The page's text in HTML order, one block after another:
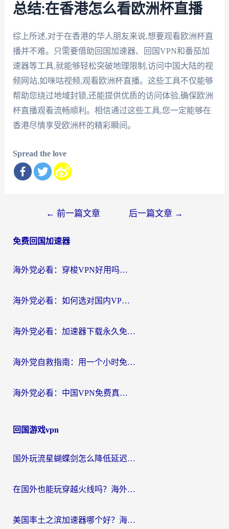
总结:在香港怎么看欧洲杯直播
综上所述,对于在香港的华人朋友来说,想要观看欧洲杯直
播并不难。只需要借助回国加速器、回国VPN和番茄加
速器等工具,就能够轻松突破地理限制,访问中国大陆的视
频网站,如咪咕视频,观看欧洲杯直播。这些工具不仅能够
帮助您绕过地域封锁,还能提供优质的访问体验,确保欧洲
杯直播观看流畅顺利。相信通过这些工具,您一定能够在
香港尽情享受欧洲杯的精彩瞬间。
Spread the love
导
← 前一篇文章 后一篇文章 →
免费回国加速器
海外党必看：穿梭VPN好用吗？和云帆VPN对比哪个回国效果更好？附真实测评+避坑指南
海外党必看：如何选对国内VPN，实现无缝访问国内资源？
海外党必看：加速器下载永久免费版真的存在吗？教你无缝访问国内资源的正确姿势
海外党自救指南：用一个小时免费加速器，轻松打破国内资源访问壁垒？
海外党必看：中国VPN免费真的靠谱吗？手把手教你选对回国加速器
回国游戏vpn
国外玩流星蝴蝶剑怎么降低延迟？海外党必看的加速秘籍（含欧洲鸣潮&彩虹岛优化攻略）
在国外也能玩穿越火线吗？海外玩家国服游戏畅玩终极指南
美国率土之滨加速器哪个好？海外党国服游戏畅玩终极指南（附多游戏解决方案）